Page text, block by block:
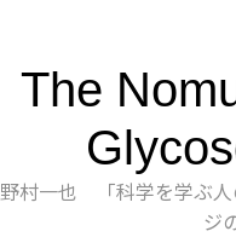
The
野村一也 「科学を学ぶ
ジ